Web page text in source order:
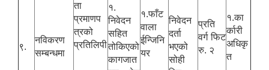
९.
नविकरण
सम्बन्धमा
ता
प्रमाणप
त्रको
प्रतिलिपी
१.
निवेदन
सहित
तोकिएको
कागजात
१.फाँट
वाला
ईन्जिनि
यर
निवेदन
दर्ता
भएको
सोही
प्रति
वर्ग फिट
रु. २
१.का
र्कारी
अधिकृ
त